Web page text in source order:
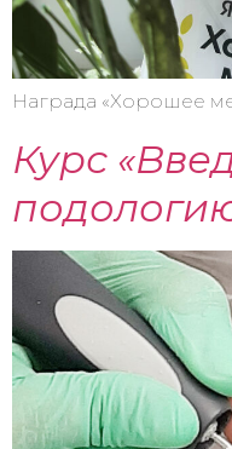
Награда «Хорошее
Курс